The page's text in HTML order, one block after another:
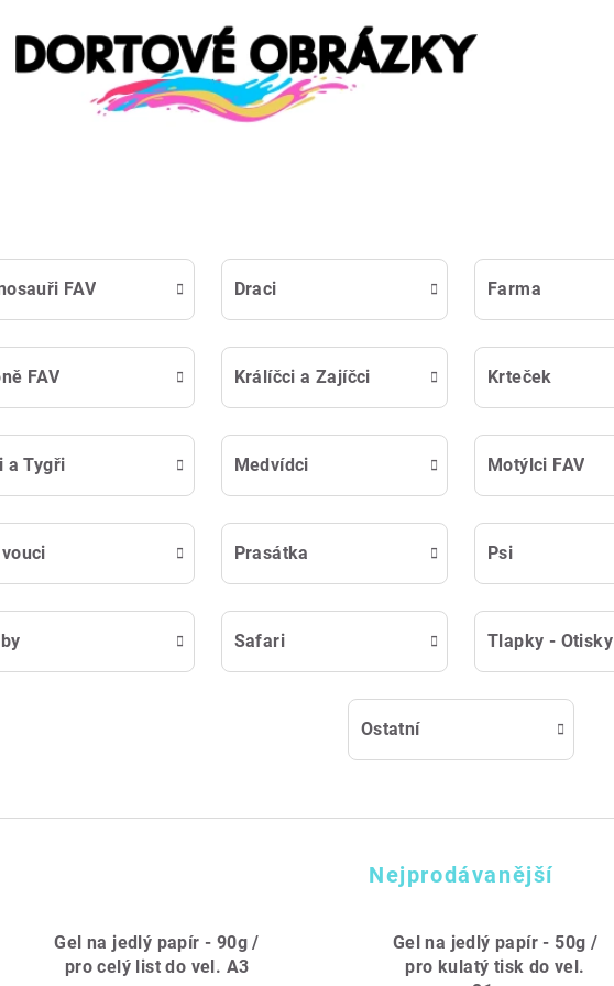
FAV Draci Farma
FAV Králíčci a Zajíčci Krteček
a Tygři Medvídci Motýlci FAV
Prasátka Psi
Safari Tlapky - Otisky
Ostatní
Nejprodávanější
Gel na jedlý papír - 90g /
pro celý list do vel. A3
Gel na jedlý papír - 50g /
pro kulatý tisk do vel.